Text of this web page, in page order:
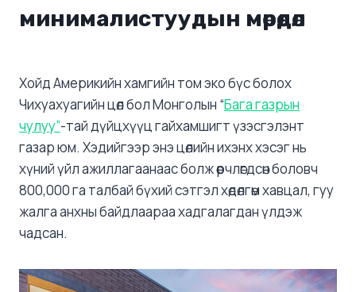
минималистуудын мөрөөдөл
Хойд Америкийн хамгийн том эко бүс болох
Чихуахуагийн цөл бол Монголын “Бага газрын
чулуу”-тай дүйцхүүц гайхамшигт үзэсгэлэнт
газар юм. Хэдийгээр энэ цөлийн ихэнх хэсэг нь
хүний ​​үйл ажиллагаанаас болж өөрчлөгдсөн боловч
800,000 га талбай бүхий сэтгэл хөдөлгөм хавцал, гуу
жалга анхны байдлаараа хадгалагдан үлдэж
чадсан.